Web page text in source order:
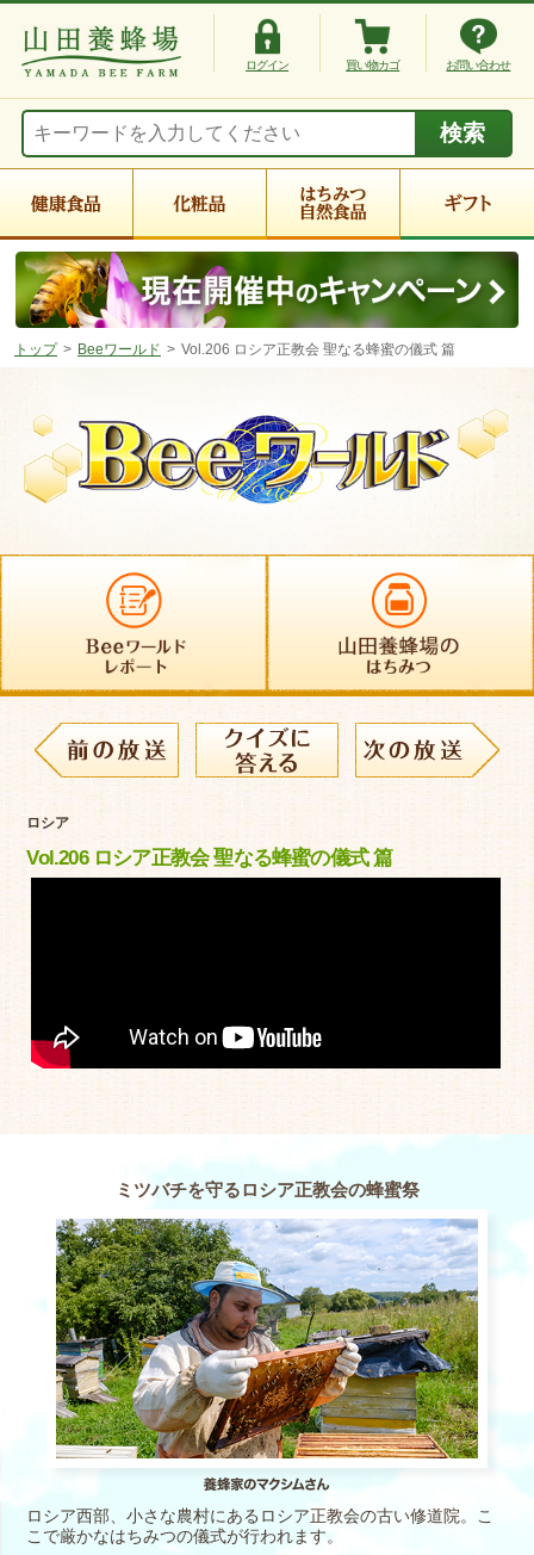
ログイン 買い物カゴ お問い合わせ
トップ Beeワールド Vol.206 ロシア正教会 聖なる蜂蜜の儀式 篇
ロシア
Vol.206 ロシア正教会 聖なる蜂蜜の儀式 篇
ミツバチを守るロシア正教会の蜂蜜祭
ロシア西部、小さな農村にあるロシア正教会の古い修道院。こ
こで厳かなはちみつの儀式が行われます。